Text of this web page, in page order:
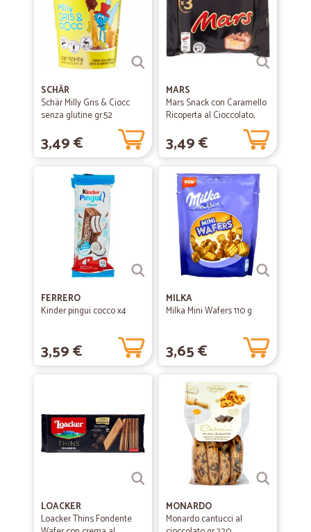
SCHÄR
Schär Milly Gris & Ciocc
senza glutine gr.52
3,49 €
MARS
Mars Snack con Caramello
Ricoperta al Cioccolato,
3,49 €
FERRERO
Kinder pingui cocco x4
3,59 €
MILKA
Milka Mini Wafers 110 g
3,65 €
LOACKER
Loacker Thins Fondente
MONARDO
Monardo cantucci al